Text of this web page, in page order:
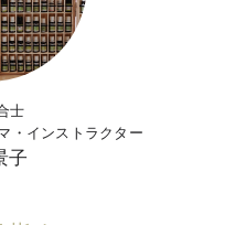
士
・インストラクター
子